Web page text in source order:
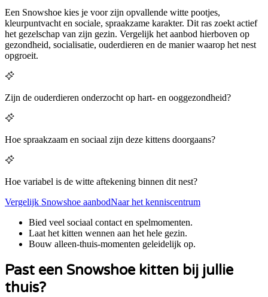
Een Snowshoe kies je voor zijn opvallende witte pootjes,
kleurpuntvacht en sociale, spraakzame karakter. Dit ras zoekt actief
het gezelschap van zijn gezin. Vergelijk het aanbod hierboven op
gezondheid, socialisatie, ouderdieren en de manier waarop het nest
opgroeit.
Zijn de ouderdieren onderzocht op hart- en ooggezondheid?
Hoe spraakzaam en sociaal zijn deze kittens doorgaans?
Hoe variabel is de witte aftekening binnen dit nest?
Vergelijk Snowshoe aanbodNaar het kenniscentrum
Bied veel sociaal contact en spelmomenten.
Laat het kitten wennen aan het hele gezin.
Bouw alleen-thuis-momenten geleidelijk op.
Past een Snowshoekitten bij jullie
thuis?